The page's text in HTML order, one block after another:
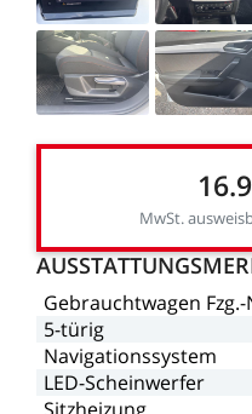
MwSt.
Gebrauchtwagen
5-türig
Navigationssystem
LED-Scheinwerfer